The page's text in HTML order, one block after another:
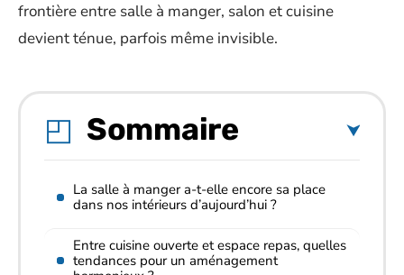
frontière entre salle à manger, salon et cuisine
devient ténue, parfois même invisible.
Sommaire
La salle à manger a-t-elle encore sa place
dans nos intérieurs d’aujourd’hui ?
Entre cuisine ouverte et espace repas, quelles
tendances pour un aménagement